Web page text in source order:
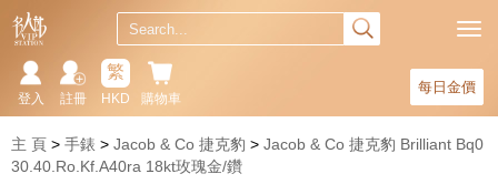
每日金價
購物車
繁
HKD
註冊
登入
主 頁 手錶 Jacob & Co 捷克豹
Jacob & Co 捷克豹 Brilliant Bq0
30.40.Ro.Kf.A40ra 18kt玫瑰金/鑽